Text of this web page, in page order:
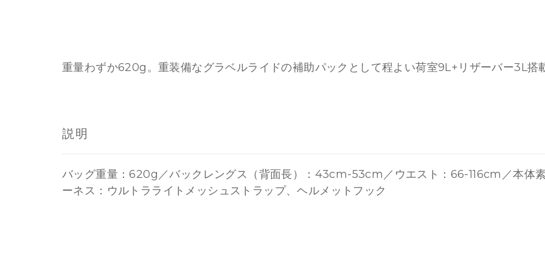
重量わずか620g。重装備なグラベルライドの補助パックとして程よい荷室9L+リザーバー3L搭
説明
バッグ重量：620g／バックレングス（背面長）：43cm-53cm／ウエスト：66-116cm／本体
ーネス：ウルトラライトメッシュストラップ、ヘルメットフック